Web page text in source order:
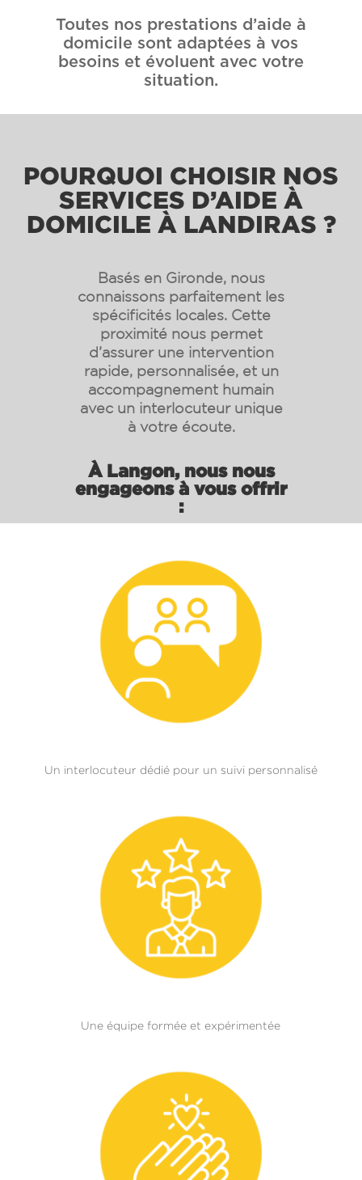
Toutes nos prestations d’aide à
domicile sont adaptées à vos
besoins et évoluent avec votre
situation.
POURQUOI CHOISIR NOS
SERVICES D’AIDE À
DOMICILE À LANDIRAS ?
Basés en Gironde, nous
connaissons parfaitement les
spécificités locales. Cette
proximité nous permet
d’assurer une intervention
rapide, personnalisée, et un
accompagnement humain
avec un interlocuteur unique
à votre écoute.
À Langon, nous nous
engageons à vous offrir
:
Un interlocuteur dédié pour un suivi personnalisé
Une équipe formée et expérimentée